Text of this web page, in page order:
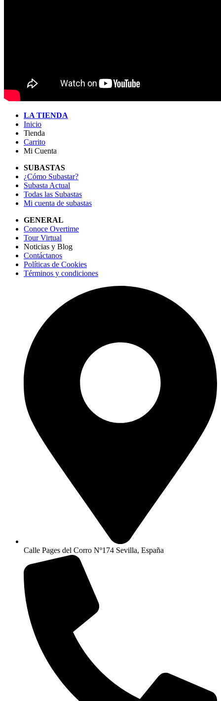
LA TIENDA
Inicio
Tienda
Carrito
Mi Cuenta
SUBASTAS
¿Cómo Subastar?
Subasta Actual
Todas las Subastas
Mi cuenta de subastas
GENERAL
Conoce Overtime
Tour Virtual
Noticias y Blog
Contáctanos
Políticas de Cookies
Términos y condiciones
Calle Pages del Corro Nº174 Sevilla, España